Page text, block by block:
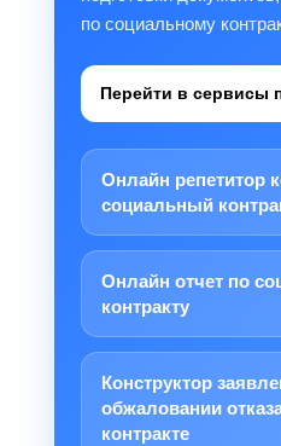
по социальному
Перейти в сервисы
Онлайн репетитор
социальный
Онлайн отчет по
контракту
Конструктор
обжаловании
контракте